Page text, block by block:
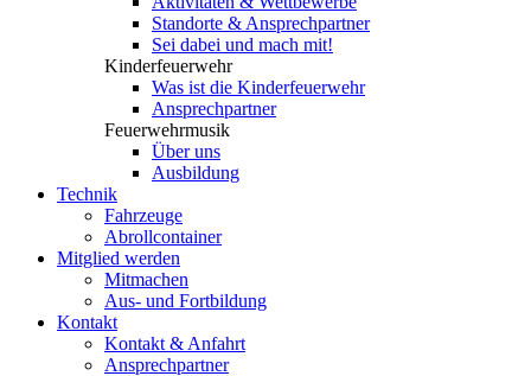
Standorte & Ansprechpartner
Sei dabei und mach mit!
Kinderfeuerwehr
Was ist die Kinderfeuerwehr
Ansprechpartner
Feuerwehrmusik
Über uns
Ausbildung
Technik
Fahrzeuge
Abrollcontainer
Mitglied werden
Mitmachen
Aus- und Fortbildung
Kontakt
Kontakt & Anfahrt
Ansprechpartner